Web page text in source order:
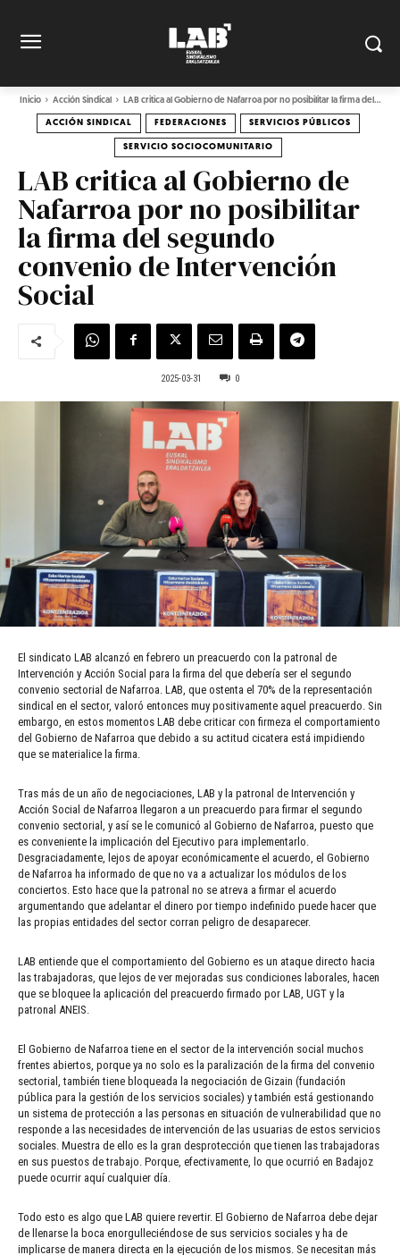
Inicio Acción Sindical LAB critica al Gobierno de Nafarroa por no posibilitar la firma del...
ACCIÓN SINDICAL FEDERACIONES SERVICIOS PÚBLICOS
SERVICIO SOCIOCOMUNITARIO
LAB critica al Gobierno de
Nafarroa por no posibilitar
la firma del segundo
convenio de Intervención
Social
2025-03-31 0
El sindicato LAB alcanzó en febrero un preacuerdo con la patronal de
Intervención y Acción Social para la firma del que debería ser el segundo
convenio sectorial de Nafarroa. LAB, que ostenta el 70% de la representación
sindical en el sector, valoró entonces muy positivamente aquel preacuerdo. Sin
embargo, en estos momentos LAB debe criticar con firmeza el comportamiento
del Gobierno de Nafarroa que debido a su actitud cicatera está impidiendo
que se materialice la firma.
Tras más de un año de negociaciones, LAB y la patronal de Intervención y
Acción Social de Nafarroa llegaron a un preacuerdo para firmar el segundo
convenio sectorial, y así se le comunicó al Gobierno de Nafarroa, puesto que
es conveniente la implicación del Ejecutivo para implementarlo.
Desgraciadamente, lejos de apoyar económicamente el acuerdo, el Gobierno
de Nafarroa ha informado de que no va a actualizar los módulos de los
conciertos. Esto hace que la patronal no se atreva a firmar el acuerdo
argumentando que adelantar el dinero por tiempo indefinido puede hacer que
las propias entidades del sector corran peligro de desaparecer.
LAB entiende que el comportamiento del Gobierno es un ataque directo hacia
las trabajadoras, que lejos de ver mejoradas sus condiciones laborales, hacen
que se bloquee la aplicación del preacuerdo firmado por LAB, UGT y la
patronal ANEIS.
El Gobierno de Nafarroa tiene en el sector de la intervención social muchos
frentes abiertos, porque ya no solo es la paralización de la firma del convenio
sectorial, también tiene bloqueada la negociación de Gizain (fundación
pública para la gestión de los servicios sociales) y también está gestionando
un sistema de protección a las personas en situación de vulnerabilidad que no
responde a las necesidades de intervención de las usuarias de estos servicios
sociales. Muestra de ello es la gran desprotección que tienen las trabajadoras
en sus puestos de trabajo. Porque, efectivamente, lo que ocurrió en Badajoz
puede ocurrir aquí cualquier día.
Todo esto es algo que LAB quiere revertir. El Gobierno de Nafarroa debe dejar
de llenarse la boca enorgulleciéndose de sus servicios sociales y ha de
implicarse de manera directa en la ejecución de los mismos. Se necesitan más